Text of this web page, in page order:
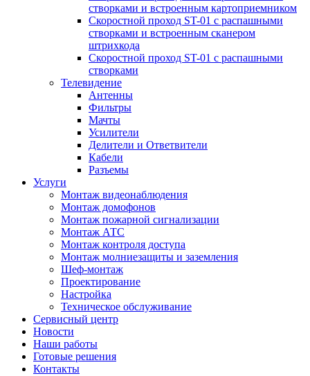
створками и встроенным картоприемником
Скоростной проход ST-01 с распашными
створками и встроенным сканером
штрихкода
Скоростной проход ST-01 с распашными
створками
Телевидение
Антенны
Фильтры
Мачты
Усилители
Делители и Ответвители
Кабели
Разъемы
Услуги
Монтаж видеонаблюдения
Монтаж домофонов
Монтаж пожарной сигнализации
Монтаж АТС
Монтаж контроля доступа
Монтаж молниезащиты и заземления
Шеф-монтаж
Проектирование
Настройка
Техническое обслуживание
Сервисный центр
Новости
Наши работы
Готовые решения
Контакты